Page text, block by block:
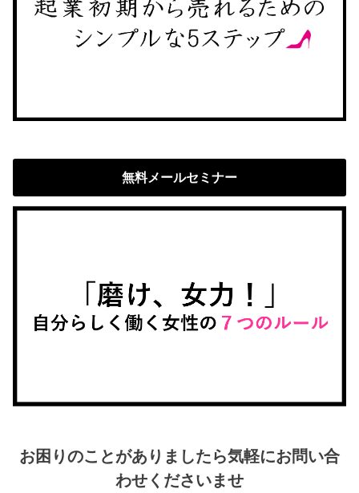
無料メールセミナー
お困りのことがありましたら気軽にお問い合
わせくださいませ